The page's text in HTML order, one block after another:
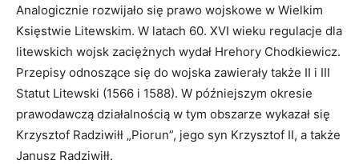
Analogicznie rozwijało się prawo wojskowe w Wielkim
Księstwie Litewskim. W latach 60. XVI wieku regulacje dla
litewskich wojsk zaciężnych wydał Hrehory Chodkiewicz.
Przepisy odnoszące się do wojska zawierały także II i III
Statut Litewski (1566 i 1588). W późniejszym okresie
prawodawczą działalnością w tym obszarze wykazał się
Krzysztof Radziwiłł „Piorun”, jego syn Krzysztof II, a także
Janusz Radziwiłł.